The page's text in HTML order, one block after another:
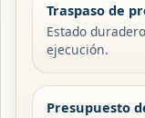
Traspaso de
Estado
ejecución.
Presupuesto